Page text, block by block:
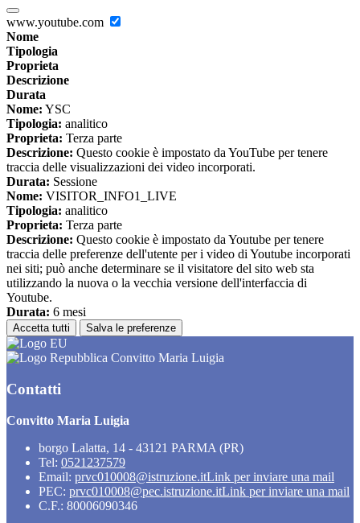
www.youtube.com
Nome
Tipologia
Proprieta
Descrizione
Durata
Nome: YSC
Tipologia: analitico
Proprieta: Terza parte
Descrizione: Questo cookie è impostato da YouTube per tenere
traccia delle visualizzazioni dei video incorporati.
Durata: Sessione
Nome: VISITOR_INFO1_LIVE
Tipologia: analitico
Proprieta: Terza parte
Descrizione: Questo cookie è impostato da Youtube per tenere
traccia delle preferenze dell'utente per i video di Youtube incorporati
nei siti; può anche determinare se il visitatore del sito web sta
utilizzando la nuova o la vecchia versione dell'interfaccia di
Youtube.
Durata: 6 mesi
Accetta tutti Salva le preferenze
Convitto Maria Luigia
Contatti
Convitto Maria Luigia
borgo Lalatta, 14 - 43121 PARMA (PR)
Tel: 0521237579
Email: prvc010008@istruzione.itLink per inviare una mail
PEC: prvc010008@pec.istruzione.itLink per inviare una mail
C.F.: 80006090346